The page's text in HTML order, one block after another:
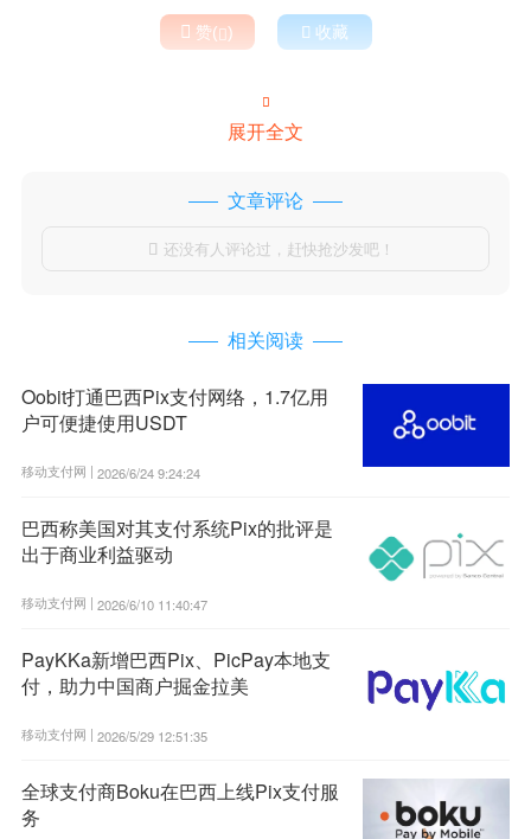
 赞()  收藏

展开全文
文章评论
 还没有人评论过，赶快抢沙发吧！
相关阅读
Oobit打通巴西Pix支付网络，1.7亿用
户可便捷使用USDT
移动支付网 | 2026/6/24 9:24:24
巴西称美国对其支付系统Pix的批评是
出于商业利益驱动
移动支付网 | 2026/6/10 11:40:47
PayKKa新增巴西Pix、PicPay本地支
付，助力中国商户掘金拉美
移动支付网 | 2026/5/29 12:51:35
全球支付商Boku在巴西上线Pix支付服
务